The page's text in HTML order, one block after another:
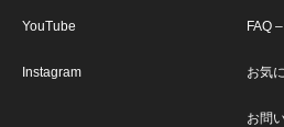
YouTube
Instagram
FAQ
お気
お問